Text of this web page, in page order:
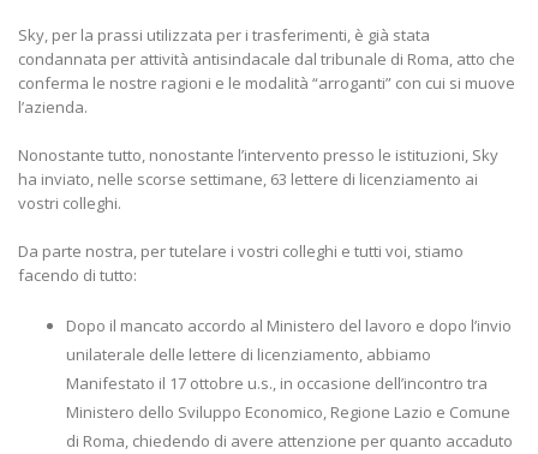
Sky, per la prassi utilizzata per i trasferimenti, è già stata
condannata per attività antisindacale dal tribunale di Roma, atto che
conferma le nostre ragioni e le modalità “arroganti” con cui si muove
l’azienda.
Nonostante tutto, nonostante l’intervento presso le istituzioni, Sky
ha inviato, nelle scorse settimane, 63 lettere di licenziamento ai
vostri colleghi.
Da parte nostra, per tutelare i vostri colleghi e tutti voi, stiamo
facendo di tutto:
Dopo il mancato accordo al Ministero del lavoro e dopo l’invio
unilaterale delle lettere di licenziamento, abbiamo
Manifestato il 17 ottobre u.s., in occasione dell’incontro tra
Ministero dello Sviluppo Economico, Regione Lazio e Comune
di Roma, chiedendo di avere attenzione per quanto accaduto